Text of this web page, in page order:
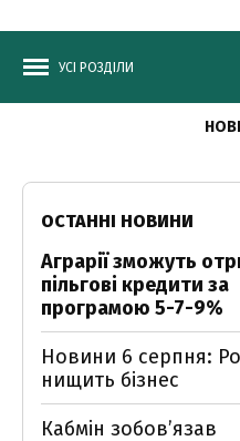
УСІ РОЗДІЛИ
ОСТАННІ НОВИНИ
Аграрії зможуть
пільгові кредити за
програмою 5-7-9%
Новини 6 серпня:
нищить бізнес
Кабмін зобовʼязав